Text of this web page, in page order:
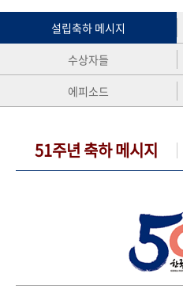
VR 역사관
설립축하 메시지
수상자들
에피소드
51주년 축하 메시지